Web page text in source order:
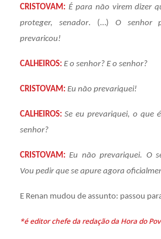
CRISTOVAM: É para não virem dizer
proteger, senador. (…) O senhor
prevaricou!
CALHEIROS: E o senhor? E o senhor?
CRISTOVAM: Eu não prevariquei!
CALHEIROS:Se eu prevariquei, o que
senhor?
CRISTOVAM:Eu não prevariquei. O
Vou pedir que se apure agora
E Renan mudou de assunto: passou
*é editor chefe da redação da Hora do